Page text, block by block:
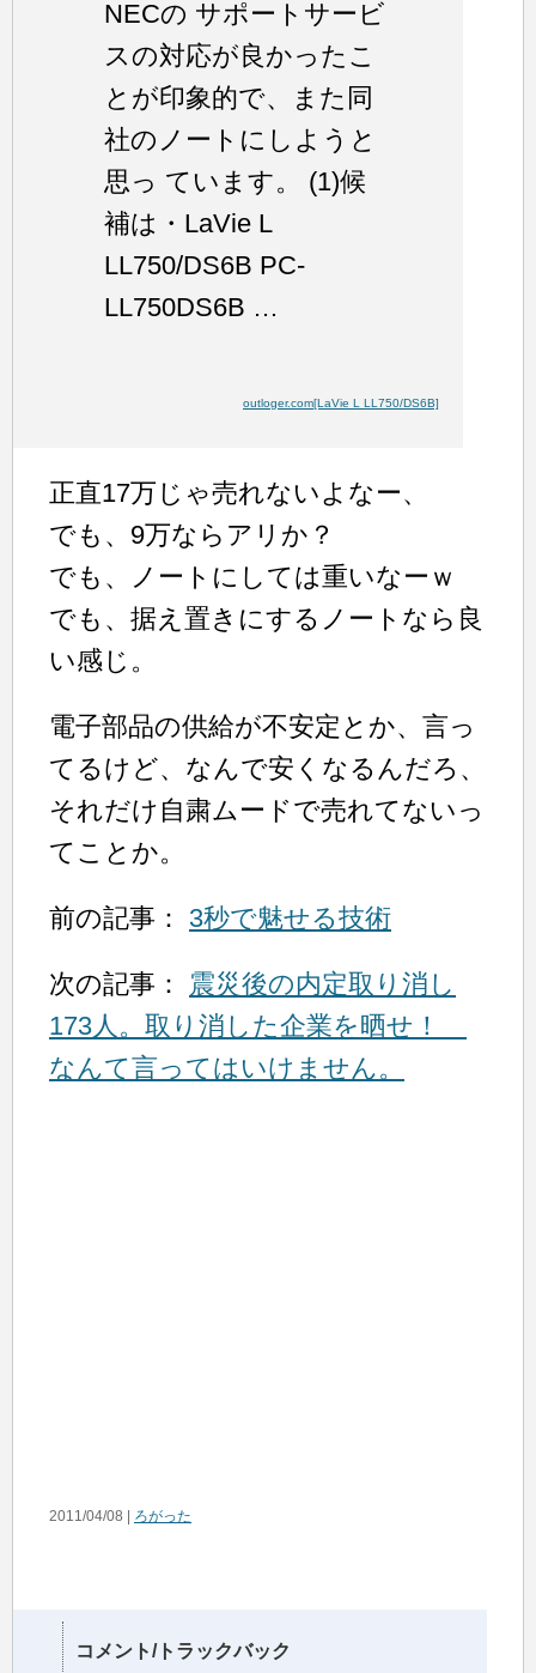
NECの サポートサービ
スの対応が良かったこ
とが印象的で、また同
社のノートにしようと
思っ ています。 (1)候
補は・LaVie L
LL750/DS6B PC-
LL750DS6B …
outloger.com[LaVie L LL750/DS6B]
正直17万じゃ売れないよなー、
でも、9万ならアリか？
でも、ノートにしては重いなーｗ
でも、据え置きにするノートなら良
い感じ。
電子部品の供給が不安定とか、言っ
てるけど、なんで安くなるんだろ、
それだけ自粛ムードで売れてないっ
てことか。
前の記事： 3秒で魅せる技術
次の記事： 震災後の内定取り消し
173人。取り消した企業を晒せ！
なんて言ってはいけません。
2011/04/08 | ろがった
コメント/トラックバック